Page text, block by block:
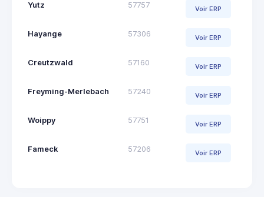
Yutz 57757 Voir ERP
Hayange 57306 Voir ERP
Creutzwald 57160 Voir ERP
Freyming-Merlebach 57240 Voir ERP
Woippy 57751 Voir ERP
Fameck 57206 Voir ERP